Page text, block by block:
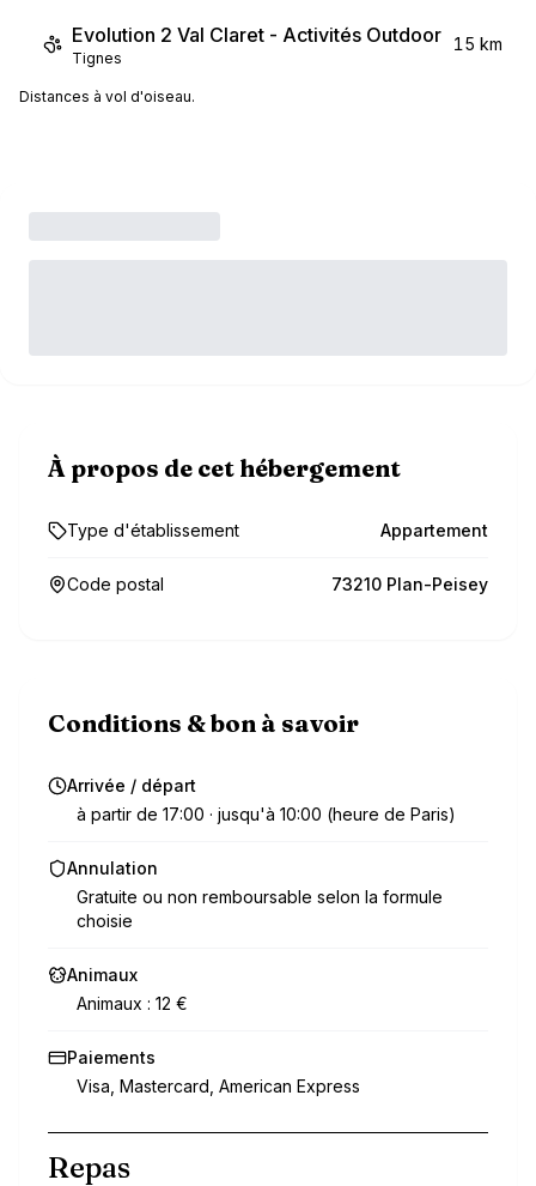
Evolution 2 Val Claret - Activités Outdoor
Tignes
15 km
Distances à vol d'oiseau.
À propos de cet hébergement
Type d'établissement Appartement
Code postal 73210 Plan-Peisey
Conditions & bon à savoir
Arrivée / départ
à partir de 17:00 · jusqu'à 10:00 (heure de Paris)
Annulation
Gratuite ou non remboursable selon la formule
choisie
Animaux
Animaux : 12 €
Paiements
Visa, Mastercard, American Express
Repas